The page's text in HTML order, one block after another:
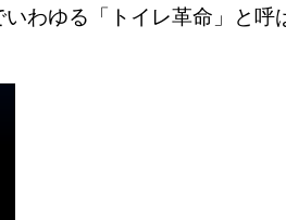
わゆる「トイレ革命」と呼